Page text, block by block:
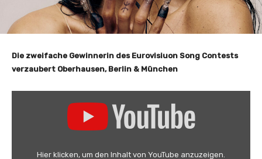
Die zweifache Gewinnerin des Eurovisiuon Song Contests
verzaubert Oberhausen, Berlin & München
Hier klicken, um den Inhalt von YouTube anzuzeigen.